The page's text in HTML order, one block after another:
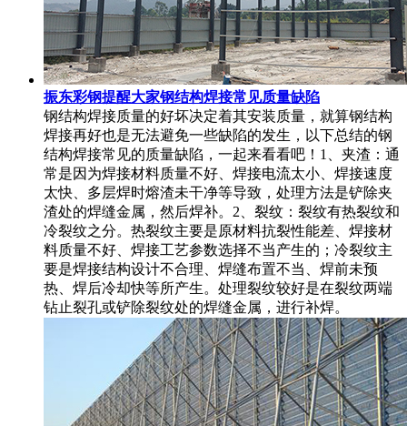
振东彩钢提醒大家钢结构焊接常见质量缺陷
钢结构焊接质量的好坏决定着其安装质量，就算钢结构
焊接再好也是无法避免一些缺陷的发生，以下总结的钢
结构焊接常见的质量缺陷，一起来看看吧！1、夹渣：通
常是因为焊接材料质量不好、焊接电流太小、焊接速度
太快、多层焊时熔渣未干净等导致，处理方法是铲除夹
渣处的焊缝金属，然后焊补。2、裂纹：裂纹有热裂纹和
冷裂纹之分。热裂纹主要是原材料抗裂性能差、焊接材
料质量不好、焊接工艺参数选择不当产生的；冷裂纹主
要是焊接结构设计不合理、焊缝布置不当、焊前未预
热、焊后冷却快等所产生。处理裂纹较好是在裂纹两端
钻止裂孔或铲除裂纹处的焊缝金属，进行补焊。